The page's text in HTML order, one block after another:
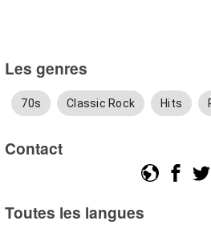
Les genres
70s Classic Rock Hits
Contact
Toutes les langues